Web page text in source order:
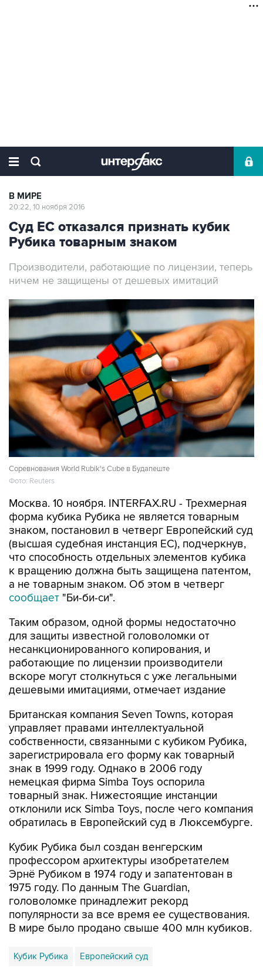
В МИРЕ
20:22, 10 ноября 2016
Суд ЕС отказался признать кубик
Рубика товарным знаком
Производители, работающие по лицензии, теперь
ничем не защищены от дешевых имитаций
Соревнования World Rubik's Cube в Будапеште
Фото: Reuters
Москва. 10 ноября. INTERFAX.RU - Трехмерная
форма кубика Рубика не является товарным
знаком, постановил в четверг Европейский суд
(высшая судебная инстанция ЕС), подчеркнув,
что способность отдельных элементов кубика
к вращению должна быть защищена патентом,
а не товарным знаком. Об этом в четверг
сообщает "Би-би-си".
Таким образом, одной формы недостаточно
для защиты известной головоломки от
несанкционированного копирования, и
работающие по лицензии производители
вскоре могут столкнуться с уже легальными
дешевыми имитациями, отмечает издание
Британская компания Seven Towns, которая
управляет правами интеллектуальной
собственности, связанными с кубиком Рубика,
зарегистрировала его форму как товарный
знак в 1999 году. Однако в 2006 году
немецкая фирма Simba Toys оспорила
товарный знак. Нижестоящие инстанции
отклонили иск Simba Toys, после чего компания
обратилась в Европейский суд в Люксембурге.
Кубик Рубика был создан венгерским
профессором архитектуры изобретателем
Эрнё Рубиком в 1974 году и запатентован в
1975 году. По данным The Guardian,
головоломке принадлежит рекорд
популярности за все время ее существования.
В мире было продано свыше 400 млн кубиков.
Кубик Рубика Европейский суд